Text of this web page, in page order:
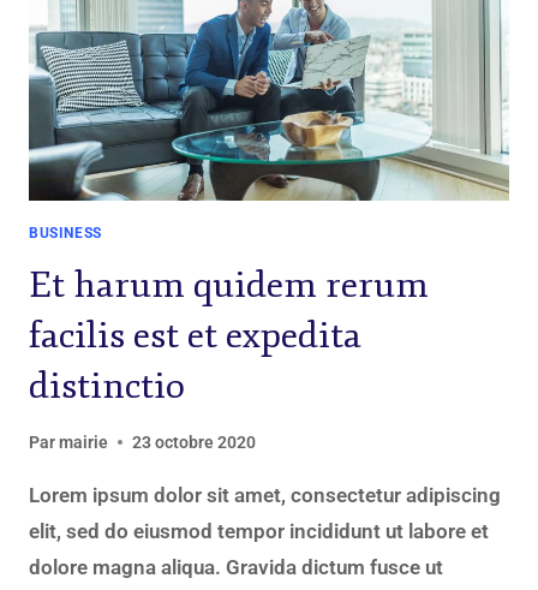
BUSINESS
Et harum quidem rerum
facilis est et expedita
distinctio
Parmairie 23 octobre 2020
Lorem ipsum dolor sit amet, consectetur adipiscing
elit, sed do eiusmod tempor incididunt ut labore et
dolore magna aliqua. Gravida dictum fusce ut